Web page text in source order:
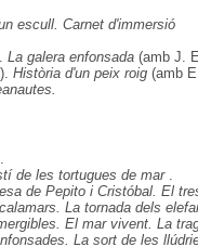
escull. Carnet d'immersió
La galera enfonsada (amb J.
Història d'un peix roig (amb
.
de les tortugues de mar .
de Pepito i Cristóbal. El
La tornada dels
El mar vivent. La
La sort de les